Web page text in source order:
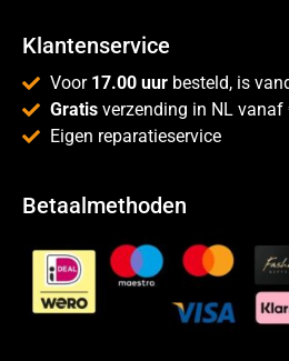
Klantenservice
Voor 17.00 uur besteld, is
Gratis verzending in NL vanaf
Eigen reparatieservice
Betaalmethoden